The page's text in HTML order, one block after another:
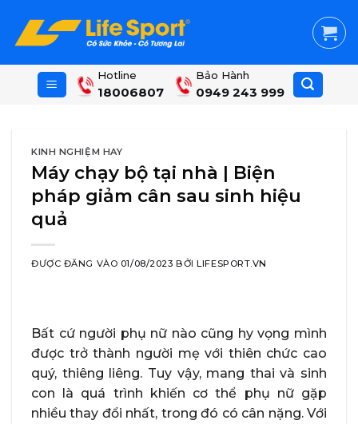
content
Hotline
18006807
Bảo Hành
0949 243 999
KINH NGHIỆM HAY
Máy chạy bộ tại nhà | Biện
pháp giảm cân sau sinh hiệu
quả
ĐƯỢC ĐĂNG VÀO 01/08/2023 BỞILIFESPORT.VN
Bất cứ người phụ nữ nào cũng hy vọng mình
được trở thành người mẹ với thiên chức cao
quý, thiêng liêng. Tuy vậy, mang thai và sinh
con là quá trình khiến cơ thể phụ nữ gặp
nhiều thay đổi nhất, trong đó có cân nặng. Với